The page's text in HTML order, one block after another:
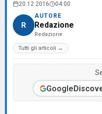
20.12.2016 04:00
R
AUTORE
Redazione
Redazione
Tutti gli articoli →
Google